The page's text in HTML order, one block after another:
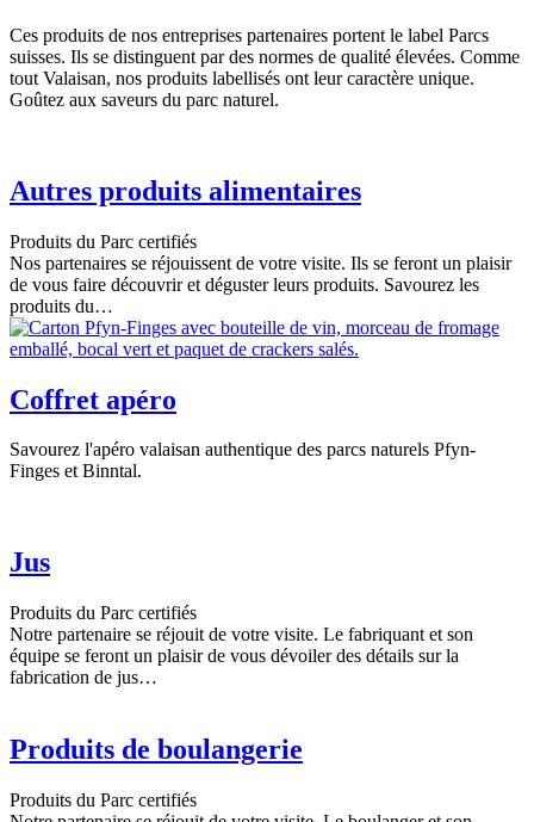
Ces produits de nos entreprises partenaires portent le label Parcs
suisses. Ils se distinguent par des normes de qualité élevées. Comme
tout Valaisan, nos produits labellisés ont leur caractère unique.
Goûtez aux saveurs du parc naturel.
Autres produits alimentaires
Produits du Parc certifiés
Nos partenaires se réjouissent de votre visite. Ils se feront un plaisir
de vous faire découvrir et déguster leurs produits. Savourez les
produits du…
Coffret apéro
Savourez l'apéro valaisan authentique des parcs naturels Pfyn-
Finges et Binntal.
Jus
Produits du Parc certifiés
Notre partenaire se réjouit de votre visite. Le fabriquant et son
équipe se feront un plaisir de vous dévoiler des détails sur la
fabrication de jus…
Produits de boulangerie
Produits du Parc certifiés